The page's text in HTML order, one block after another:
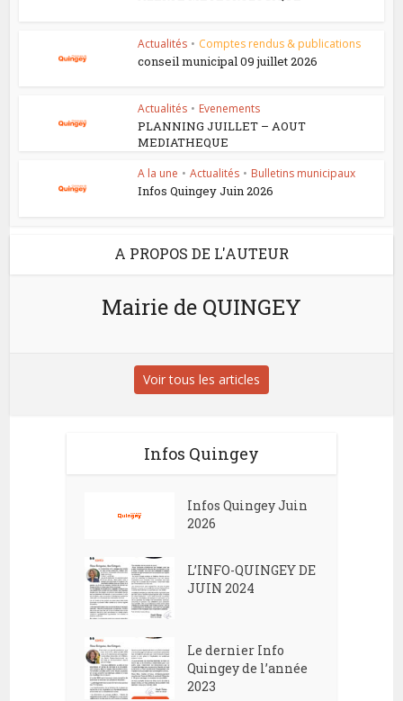
Actualités • Comptes rendus & publications
conseil municipal 09 juillet 2026
Actualités • Evenements
PLANNING JUILLET – AOUT
MEDIATHEQUE
A la une • Actualités • Bulletins municipaux
Infos Quingey Juin 2026
A PROPOS DE L'AUTEUR
Mairie de QUINGEY
Voir tous les articles
Infos Quingey
Infos Quingey Juin
2026
L’INFO-QUINGEY DE
JUIN 2024
Le dernier Info
Quingey de l’année
2023